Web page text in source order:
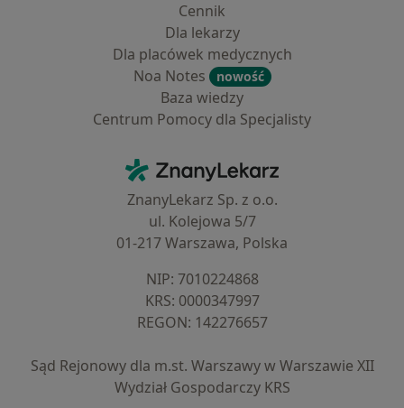
Cennik
Dla lekarzy
Dla placówek medycznych
Noa Notes
nowość
Baza wiedzy
Centrum Pomocy dla Specjalisty
ZnanyLekarz - Strona główna
ZnanyLekarz Sp. z o.o.
ul. Kolejowa 5/7
01-217 Warszawa, Polska
NIP: ⁠7010224868
KRS: ⁠0000347997
REGON: ⁠142276657
Sąd Rejonowy dla m.st. Warszawy w Warszawie XII
Wydział Gospodarczy KRS